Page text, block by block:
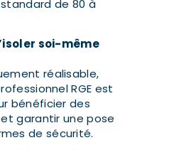
de 80 à
soi-même
réalisable,
RGE est
bénéficier des
garantir une pose
de sécurité.